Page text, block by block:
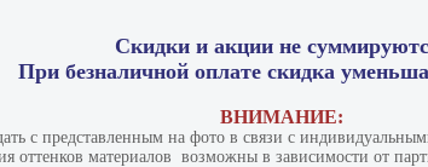
Скидки и акции не
При безналичной оплате скидка
ВНИМАНИЕ:
с представленным на фото в связи с
оттенков материалов​ ​ возможны в зависимости от